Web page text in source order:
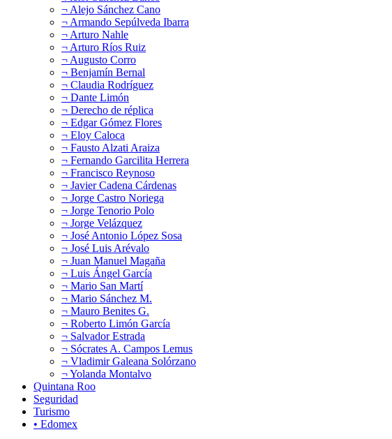
¬ Alejo Sánchez Cano
¬ Armando Sepúlveda Ibarra
¬ Arturo Nahle
¬ Arturo Ríos Ruiz
¬ Augusto Corro
¬ Benjamín Bernal
¬ Claudia Rodríguez
¬ Dante Limón
¬ Derecho de réplica
¬ Edgar Gómez Flores
¬ Eloy Caloca
¬ Fausto Alzati Araiza
¬ Fernando Garcilita Herrera
¬ Francisco Reynoso
¬ Javier Cadena Cárdenas
¬ Jorge Castro Noriega
¬ Jorge Tenorio Polo
¬ Jorge Velázquez
¬ José Antonio López Sosa
¬ José Luis Arévalo
¬ Juan Manuel Magaña
¬ Luis Ángel García
¬ Mario San Martí
¬ Mario Sánchez M.
¬ Mauro Benites G.
¬ Roberto Limón García
¬ Salvador Estrada
¬ Sócrates A. Campos Lemus
¬ Vladimir Galeana Solórzano
¬ Yolanda Montalvo
Quintana Roo
Seguridad
Turismo
• Edomex